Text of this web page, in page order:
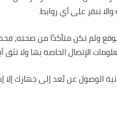
تنقر على أي روابط.
ولم تكن متأكدًا من صحته،
الإتصال الخاصة بها ولا تثق